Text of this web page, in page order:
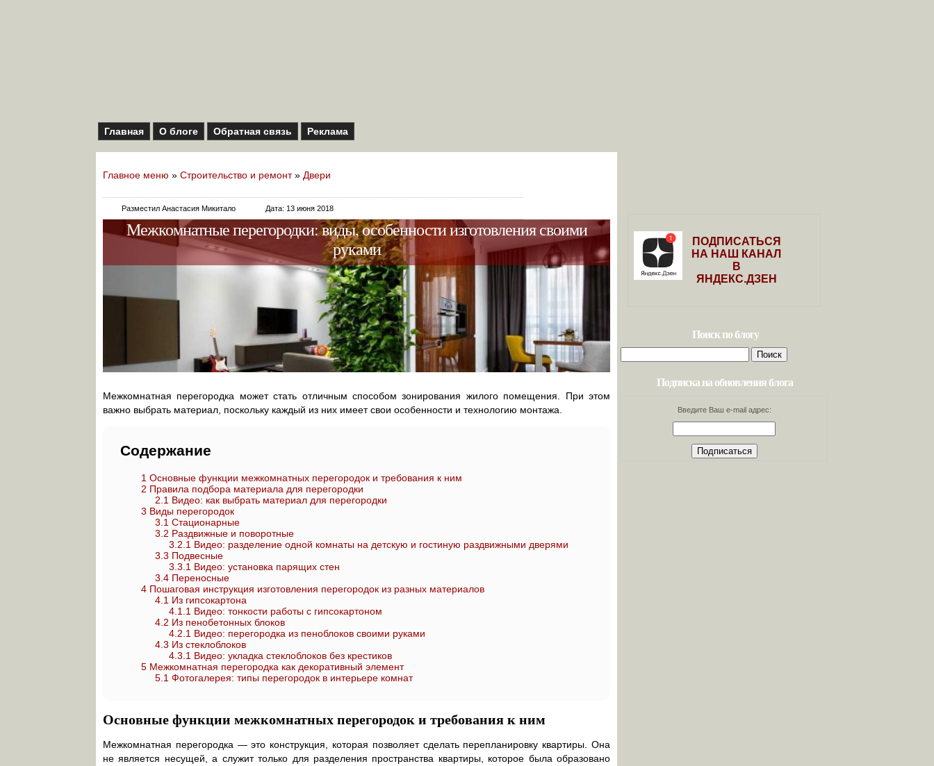
Главная О блоге Обратная связь Реклама
Главное меню » Строительство и ремонт» Двери
Разместил Анастасия Микитало Дата: 13 июня 2018
Межкомнатные перегородки: виды, особенности изготовления своими
руками
Межкомнатная перегородка может стать отличным способом зонирования жилого помещения. При этом
важно выбрать материал, поскольку каждый из них имеет свои особенности и технологию монтажа.
Содержание
1 Основные функции межкомнатных перегородок и требования к ним
2 Правила подбора материала для перегородки
2.1 Видео: как выбрать материал для перегородки
3 Виды перегородок
3.1 Стационарные
3.2 Раздвижные и поворотные
3.2.1 Видео: разделение одной комнаты на детскую и гостиную раздвижными дверями
3.3 Подвесные
3.3.1 Видео: установка парящих стен
3.4 Переносные
4 Пошаговая инструкция изготовления перегородок из разных материалов
4.1 Из гипсокартона
4.1.1 Видео: тонкости работы с гипсокартоном
4.2 Из пенобетонных блоков
4.2.1 Видео: перегородка из пеноблоков своими руками
4.3 Из стеклоблоков
4.3.1 Видео: укладка стеклоблоков без крестиков
5 Межкомнатная перегородка как декоративный элемент
5.1 Фотогалерея: типы перегородок в интерьере комнат
Основные функции межкомнатных перегородок и требования к ним
Межкомнатная перегородка — это конструкция, которая позволяет сделать перепланировку квартиры. Она
не является несущей, а служит только для разделения пространства квартиры, которое была образовано
ПОДПИСАТЬСЯ
НА НАШ КАНАЛ
В
ЯНДЕКС.ДЗЕН
Поиск по блогу
Найти:
Подписка на обновления блога
Введите Ваш e-mail адрес: